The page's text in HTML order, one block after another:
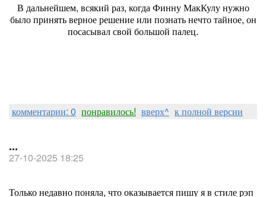
В дальнейшем, всякий раз, когда Финну МакКулу нужно
было принять верное решение или познать нечто тайное, он
посасывал свой большой палец.
комментарии: 0 понравилось! вверх^ к полной версии
...
27-10-2025 18:25
Только недавно поняла, что оказывается пишу я в стиле рэп